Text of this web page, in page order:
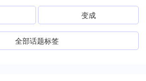
变成
全部话题标签